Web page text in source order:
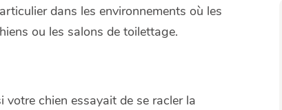
dans les environnements où les
ou les salons de toilettage.
chien essayait de se racler la